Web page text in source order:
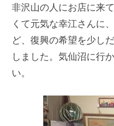
非沢山の人にお店に来
くて元気な幸江さんに
ど、復興の希望を少し
しました。気仙沼に行
い。